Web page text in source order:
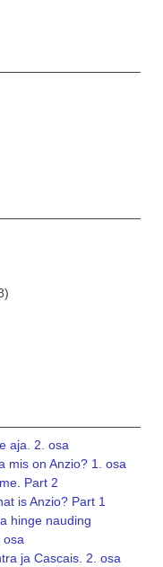
aja. 2. osa
mis on Anzio? 1. osa
Part 2
is Anzio? Part 1
hinge nauding
osa
ja Cascais. 2. osa